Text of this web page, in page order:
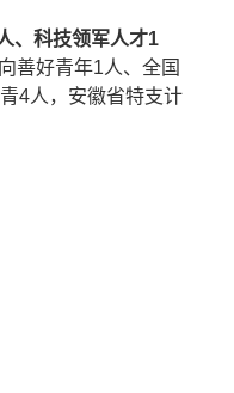
、科技领军人才1
善好青年1人、全国
4人，安徽省特支计